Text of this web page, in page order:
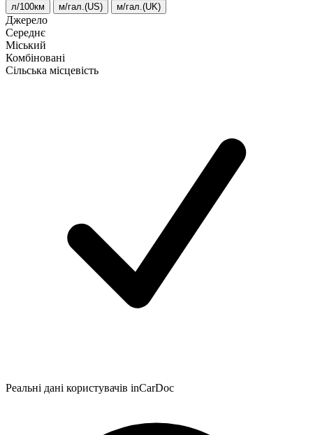
л/100км м/гал.(US) м/гал.(UK)
Джерело
Середнє
Міський
Комбіновані
Сільська місцевість
Реальні дані користувачів inCarDoc